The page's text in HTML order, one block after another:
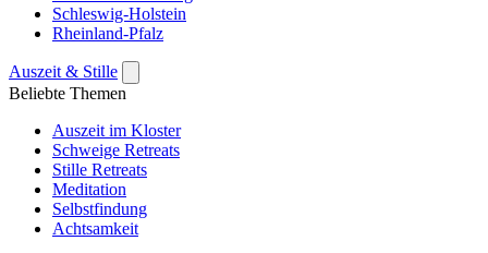
Schleswig-Holstein
Rheinland-Pfalz
Auszeit & Stille
Beliebte Themen
Auszeit im Kloster
Schweige Retreats
Stille Retreats
Meditation
Selbstfindung
Achtsamkeit